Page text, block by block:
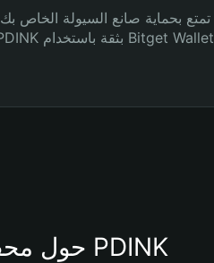
تمتع بحماية صانع السيولة الخاص بك
PDINK بثقة باستخدام Bitget Wallet
حول محفظة PDINK